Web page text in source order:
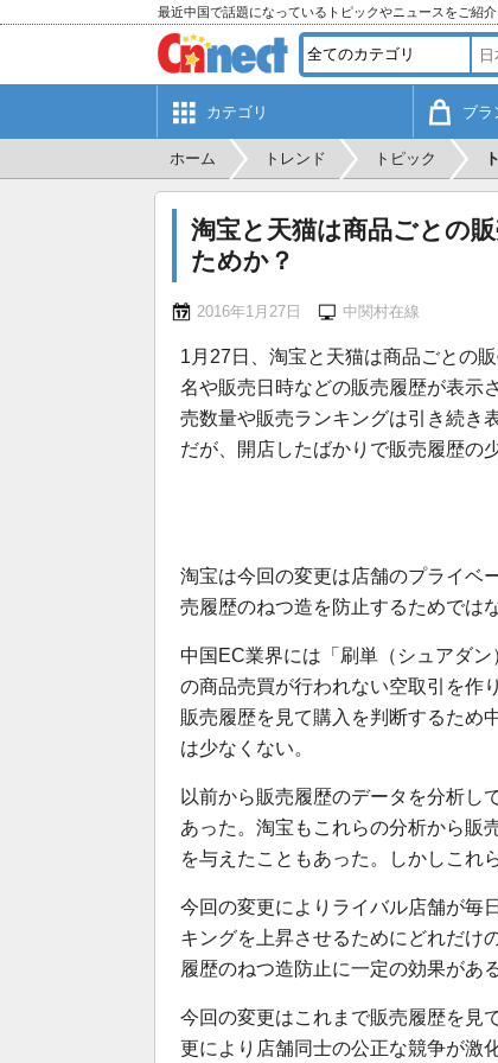
最近中国で話題になっているトピックやニュースをご紹
カテゴリ ブラ
ホーム トレンド トピック
淘宝と天猫は商品ごとの
ためか？
2016年1月27日 中関村在線
1月27日、淘宝と天猫は商品ごとの
名や販売日時などの販売履歴が表示
売数量や販売ランキングは引き続き
だが、開店したばかりで販売履歴の
淘宝は今回の変更は店舗のプライベ
売履歴のねつ造を防止するためでは
中国EC業界には「刷単（シュアダ
の商品売買が行われない空取引を作
販売履歴を見て購入を判断するため
は少なくない。
以前から販売履歴のデータを分析し
あった。淘宝もこれらの分析から販
を与えたこともあった。しかしこれ
今回の変更によりライバル店舗が毎
キングを上昇させるためにどれだけ
履歴のねつ造防止に一定の効果があ
今回の変更はこれまで販売履歴を見
更により店舗同士の公正な競争が激